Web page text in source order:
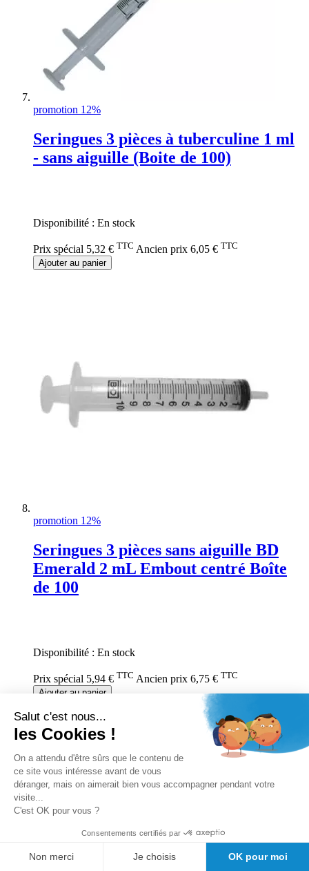
promotion 12%
Seringues 3 pièces à tuberculine 1 ml
- sans aiguille (Boite de 100)
Disponibilité : En stock
Prix spécial 5,32 € TTC Ancien prix 6,05 € TTC
Ajouter au panier
promotion 12%
Seringues 3 pièces sans aiguille BD
Emerald 2 mL Embout centré Boîte
de 100
Disponibilité : En stock
Prix spécial 5,94 € TTC Ancien prix 6,75 € TTC
Ajouter au panier
Salut c'est nous...
les Cookies !
On a attendu d'être sûrs que le contenu de
ce site vous intéresse avant de vous
déranger, mais on aimerait bien vous accompagner pendant votre
visite...
C'est OK pour vous ?
Consentements certifiés par
Non merci Je choisis OK pour moi